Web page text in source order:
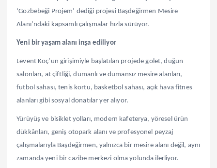
‘Gözbebeği Projem’ dediği projesi Başdeğirmen Mesire
Alanı’ndaki kapsamlı çalışmalar hızla sürüyor.
Yeni bir yaşam alanı inşa ediliyor
Levent Koç’un girişimiyle başlatılan projede gölet, düğün
salonları, at çiftliği, dumanlı ve dumansız mesire alanları,
futbol sahası, tenis kortu, basketbol sahası, açık hava fitnes
alanları gibi sosyal donatılar yer alıyor.
Yürüyüş ve bisiklet yolları, modern kafeterya, yöresel ürün
dükkânları, geniş otopark alanı ve profesyonel peyzaj
çalışmalarıyla Başdeğirmen, yalnızca bir mesire alanı değil, aynı
zamanda yeni bir cazibe merkezi olma yolunda ilerliyor.